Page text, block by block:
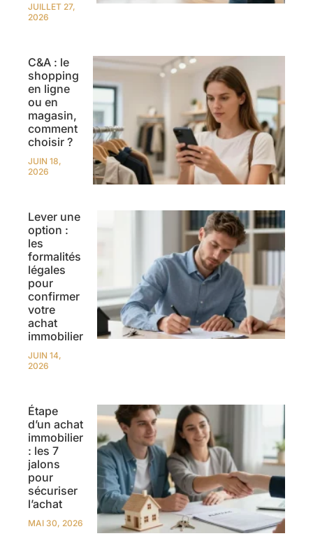
JUILLET 27,
2026
C&A : le
shopping
en ligne
ou en
magasin,
comment
choisir ?
JUIN 18,
2026
Lever une
option :
les
formalités
légales
pour
confirmer
votre
achat
immobilier
JUIN 14,
2026
Étape
d’un achat
immobilier
: les 7
jalons
pour
sécuriser
l’achat
MAI 30, 2026